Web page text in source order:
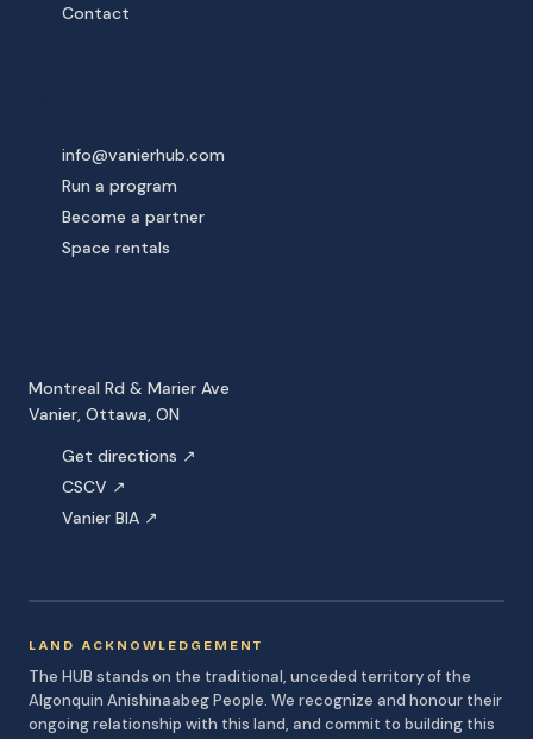
Contact
info@vanierhub.com
Run a program
Become a partner
Space rentals
Montreal Rd & Marier Ave
Vanier, Ottawa, ON
Get directions ↗
CSCV ↗
Vanier BIA ↗
LAND ACKNOWLEDGEMENT
The HUB stands on the traditional, unceded territory of the
Algonquin Anishinaabeg People. We recognize and honour their
ongoing relationship with this land, and commit to building this